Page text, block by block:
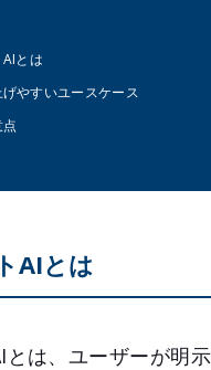
とは
やすいユースケース
AIとは
は、ユーザーが明